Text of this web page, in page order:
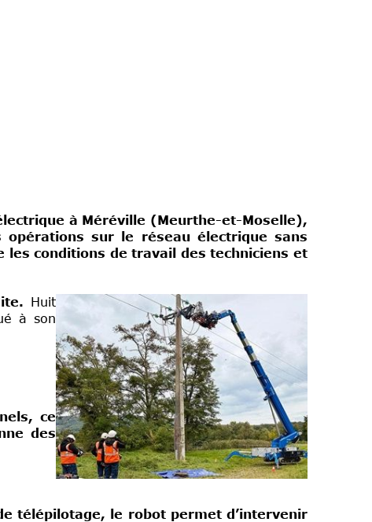
à Méréville (Meurthe-et-Moselle),
sur le réseau électrique sans
les conditions de travail des techniciens et
Huit
à son
ce
des
télépilotage, le robot permet d’intervenir